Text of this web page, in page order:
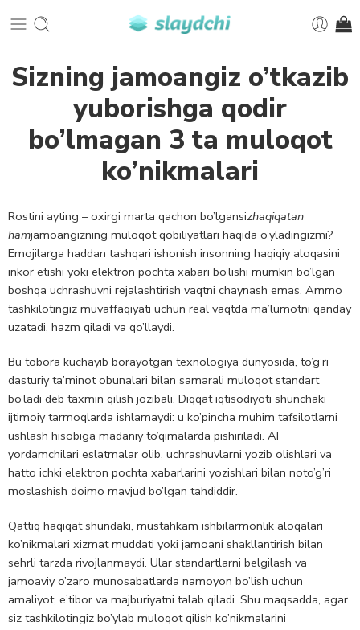
Sizning jamoangiz o’tkazib
yuborishga qodir
bo’lmagan 3 ta muloqot
ko’nikmalari
Rostini ayting – oxirgi marta qachon bo’lgansizhaqiqatan
hamjamoangizning muloqot qobiliyatlari haqida o’yladingizmi?
Emojilarga haddan tashqari ishonish insonning haqiqiy aloqasini
inkor etishi yoki elektron pochta xabari bo’lishi mumkin bo’lgan
boshqa uchrashuvni rejalashtirish vaqtni chaynash emas. Ammo
tashkilotingiz muvaffaqiyati uchun real vaqtda ma’lumotni qanday
uzatadi, hazm qiladi va qo’llaydi.
Bu tobora kuchayib borayotgan texnologiya dunyosida, to’g’ri
dasturiy ta’minot obunalari bilan samarali muloqot standart
bo’ladi deb taxmin qilish jozibali. Diqqat iqtisodiyoti shunchaki
ijtimoiy tarmoqlarda ishlamaydi: u ko’pincha muhim tafsilotlarni
ushlash hisobiga madaniy to’qimalarda pishiriladi. AI
yordamchilari eslatmalar olib, uchrashuvlarni yozib olishlari va
hatto ichki elektron pochta xabarlarini yozishlari bilan noto’g’ri
moslashish doimo mavjud bo’lgan tahdiddir.
Qattiq haqiqat shundaki, mustahkam ishbilarmonlik aloqalari
ko’nikmalari xizmat muddati yoki jamoani shakllantirish bilan
sehrli tarzda rivojlanmaydi. Ular standartlarni belgilash va
jamoaviy o’zaro munosabatlarda namoyon bo’lish uchun
amaliyot, e’tibor va majburiyatni talab qiladi. Shu maqsadda, agar
siz tashkilotingiz bo’ylab muloqot qilish ko’nikmalarini